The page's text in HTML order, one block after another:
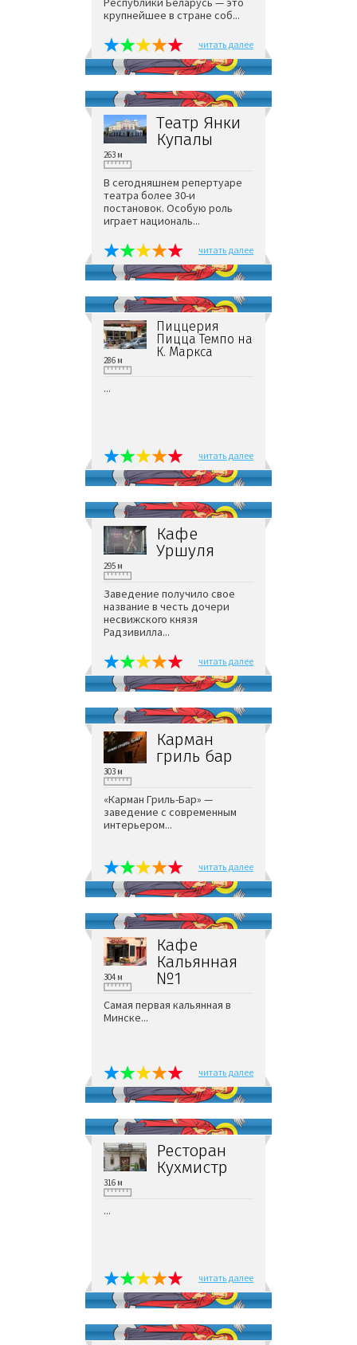
крупнейшее в стране соб...
читать далее
Театр Янки
Купалы
263 м
В сегодняшнем репертуаре
театра более 30-и
постановок. Особую роль
играет националь...
читать далее
Пиццерия
Пицца Темпо на
К. Маркса
286 м
...
читать далее
Кафе
Уршуля
295 м
Заведение получило свое
название в честь дочери
несвижского князя
Радзивилла...
читать далее
Карман
гриль бар
303 м
«Карман Гриль-Бар» —
заведение с современным
интерьером...
читать далее
Кафе
Кальянная
№1
304 м
Самая первая кальянная в
Минске...
читать далее
Ресторан
Кухмистр
316 м
...
читать далее